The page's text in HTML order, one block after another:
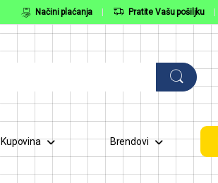
Načini plaćanja Pratite Vašu pošiljku
Kupovina Brendovi